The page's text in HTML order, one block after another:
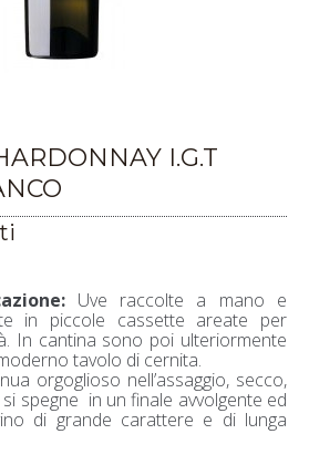
I.G.T
Uve raccolte a mano e
in piccole cassette areate per
In cantina sono poi ulteriormente
tavolo di cernita.
orgoglioso nell’assaggio, secco,
spegne in un finale avvolgente ed
di grande carattere e di lunga